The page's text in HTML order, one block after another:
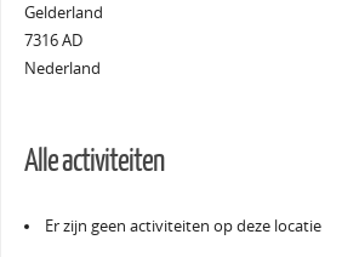
Gelderland
7316 AD
Nederland
Alle activiteiten
Er zijn geen activiteiten op deze locatie